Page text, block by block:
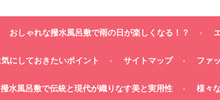
おしゃれな撥水風呂敷で雨の日が楽しくなる！？
にしておきたいポイント サイトマップ ファ
撥水風呂敷で伝統と現代が織りなす美と実用性 様々